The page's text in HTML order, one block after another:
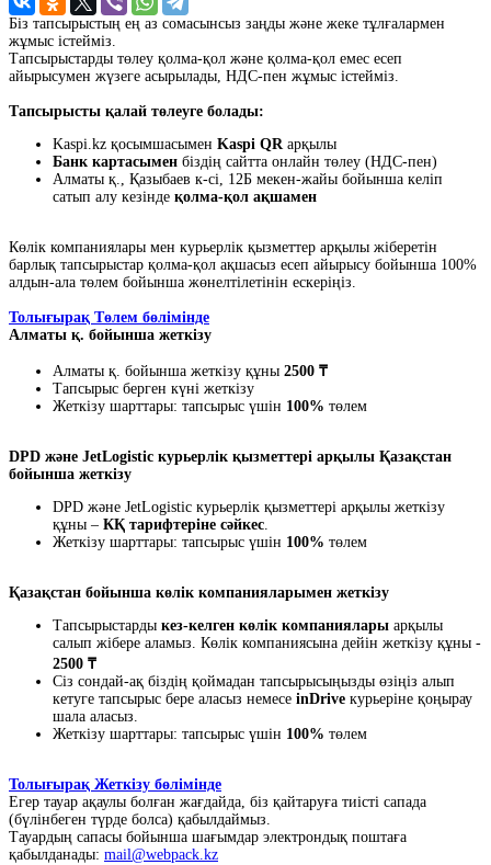
Біз тапсырыстың ең аз сомасынсыз заңды және жеке тұлғалармен
жұмыс істейміз.
Тапсырыстарды төлеу қолма-қол және қолма-қол емес есеп
айырысумен жүзеге асырылады, НДС-пен жұмыс істейміз.
Тапсырысты қалай төлеуге болады:
Kaspi.kz қосымшасымен Kaspi QRарқылы
Банк картасымен біздің сайтта онлайн төлеу (НДС-пен)
Алматы қ., Қазыбаев к-сі, 12Б мекен-жайы бойынша келіп
сатып алу кезінде қолма-қол ақшамен
Көлік компаниялары мен курьерлік қызметтер арқылы жіберетін
барлық тапсырыстар қолма-қол ақшасыз есеп айырысу бойынша 100%
алдын-ала төлем бойынша жөнелтілетінін ескеріңіз.
Толығырақ Төлем бөлімінде
Алматы қ. бойынша жеткізу
Алматы қ. бойынша жеткізу құны 2500 ₸
Тапсырыс берген күні жеткізу
Жеткізу шарттары: тапсырыс үшін 100% төлем
DPD және JetLogistic курьерлік қызметтері арқылы Қазақстан
бойынша жеткізу
DPD және JetLogistic курьерлік қызметтері арқылы жеткізу
құны – КҚ тарифтеріне сәйкес.
Жеткізу шарттары: тапсырыс үшін 100% төлем
Қазақстан бойынша көлік компанияларымен жеткізу
Тапсырыстарды кез-келген көлік компаниялары арқылы
салып жібере аламыз. Көлік компаниясына дейін жеткізу құны -
2500 ₸
Сіз сондай-ақ біздің қоймадан тапсырысыңызды өзіңіз алып
кетуге тапсырыс бере аласыз немесе inDrive курьеріне қоңырау
шала аласыз.
Жеткізу шарттары: тапсырыс үшін 100% төлем
Толығырақ Жеткізу бөлімінде
Егер тауар ақаулы болған жағдайда, біз қайтаруға тиісті сапада
(бүлінбеген түрде болса) қабылдаймыз.
Тауардың сапасы бойынша шағымдар электрондық поштаға
қабылданады: mail@webpack.kz